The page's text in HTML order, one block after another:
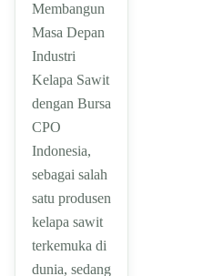
Membangun
Masa Depan
Industri
Kelapa Sawit
dengan Bursa
CPO
Indonesia,
sebagai salah
satu produsen
kelapa sawit
terkemuka di
dunia, sedang